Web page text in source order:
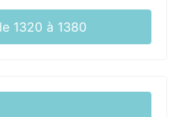
1320 à 1380